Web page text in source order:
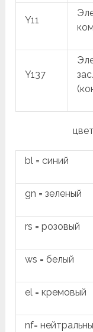
Y11
Y137
bl = синий
gn = зеленый
rs = розовый
ws = белый
el = кремовый
nf=